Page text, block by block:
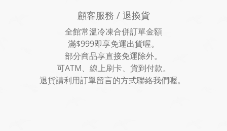
顧客服務 / 退換貨
全館常溫冷凍合併訂單金額
滿$999即享免運出貨喔。
部分商品享直接免運除外。
可ATM、線上刷卡、貨到付款。
退貨請利用訂單留言的方式聯絡我們喔。